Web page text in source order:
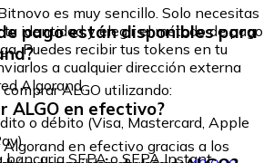
es muy sencillo. Solo necesitas
identidad y elegir el método de pago
Puedes recibir tus tokens en tu
a cualquier dirección externa
Algorand.
pago están disponibles para
ALGO utilizando:
o débito (Visa, Mastercard, Apple
bancaria SEPA o SEPA Instant
ALGO en efectivo?
Algorand en efectivo gracias a los